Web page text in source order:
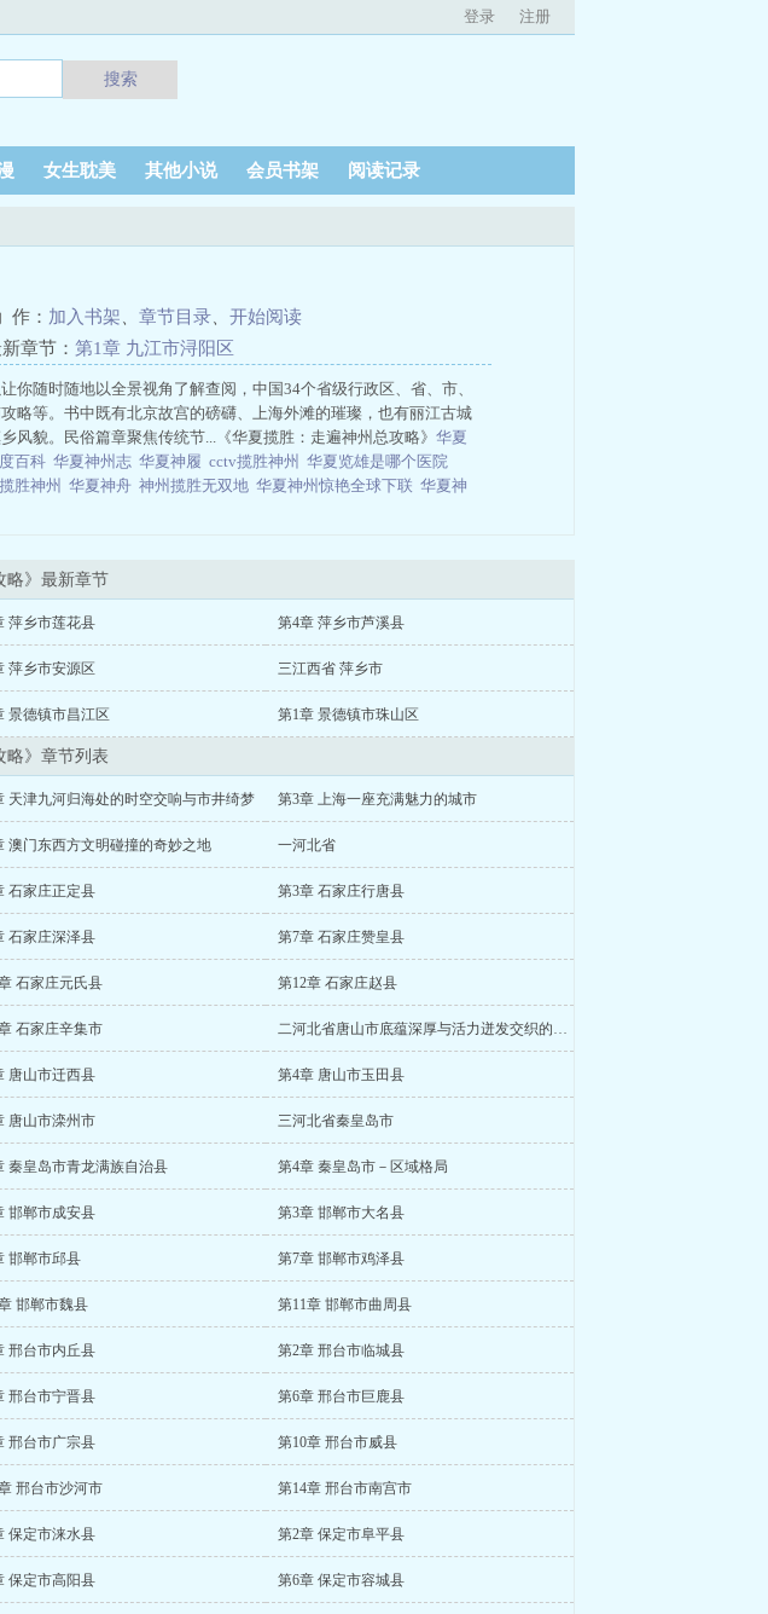
登录 注册
搜索
女生耽美 其他小说 会员书架 阅读记录
作： 加入书架 章节目录
开始阅读
章节： 第1章 九江市浔阳区
随时随地以全景视角了解查阅，中国34个省级行政区、省、市、
略等。书中既有北京故宫的磅礴、上海外滩的璀璨，也有丽江古城
貌。民俗篇章聚焦传统节...《华夏揽胜：走遍神州总攻略》 华夏
百科 华夏神州志 华夏神履 cctv揽胜神州 华夏览雄是哪个医院
胜神州 华夏神舟 神州揽胜无双地 华夏神州惊艳全球下联 华夏神
略》最新章节
萍乡市莲花县 第4章 萍乡市芦溪县
萍乡市安源区 三江西省 萍乡市
景德镇市昌江区 第1章 景德镇市珠山区
略》章节列表
天津九河归海处的时空交响与市井绮梦 第3章 上海一座充满魅力的城市
澳门东西方文明碰撞的奇妙之地 一河北省
石家庄正定县 第3章 石家庄行唐县
石家庄深泽县 第7章 石家庄赞皇县
石家庄元氏县 第12章 石家庄赵县
石家庄辛集市 二河北省唐山市底蕴深厚与活力迸发交织的城市
唐山市迁西县 第4章 唐山市玉田县
唐山市滦州市 三河北省秦皇岛市
秦皇岛市青龙满族自治县 第4章 秦皇岛市－区域格局
邯郸市成安县 第3章 邯郸市大名县
邯郸市邱县 第7章 邯郸市鸡泽县
邯郸市魏县 第11章 邯郸市曲周县
邢台市内丘县 第2章 邢台市临城县
邢台市宁晋县 第6章 邢台市巨鹿县
邢台市广宗县 第10章 邢台市威县
邢台市沙河市 第14章 邢台市南宫市
保定市涞水县 第2章 保定市阜平县
保定市高阳县 第6章 保定市容城县